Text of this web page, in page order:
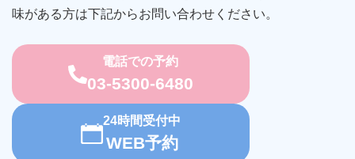
味がある方は下記からお問い合わせください。
電話での予約
03-5300-6480
24時間受付中
WEB予約